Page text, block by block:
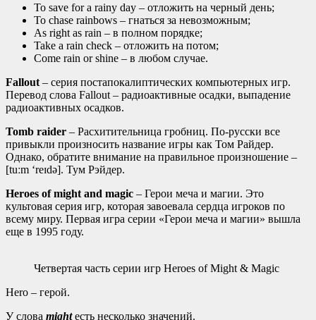
To save for a rainy day – отложить на черный день;
To chase rainbows – гнаться за невозможным;
As right as rain – в полном порядке;
Take a rain check – отложить на потом;
Come rain or shine – в любом случае.
Fallout – серия постапокалиптических компьютерных игр.
Перевод слова Fallout – радиоактивные осадки, выпадение
радиоактивных осадков.
Tomb raider – Расхитительница гробниц. По-русcки все
привыкли произносить название игры как Том Райдер.
Однако, обратите внимание на правильное произношение –
[tuːm ‘reɪdə]. Тум Рэйдер.
Heroes of might and magic – Герои меча и магии. Это
культовая серия игр, которая завоевала сердца игроков по
всему миру. Первая игра серии «Герои меча и магии» вышла
еще в 1995 году.
Четвертая часть серии игр Heroes of Might & Magic
Hero – герой.
У слова mightесть несколько значений.